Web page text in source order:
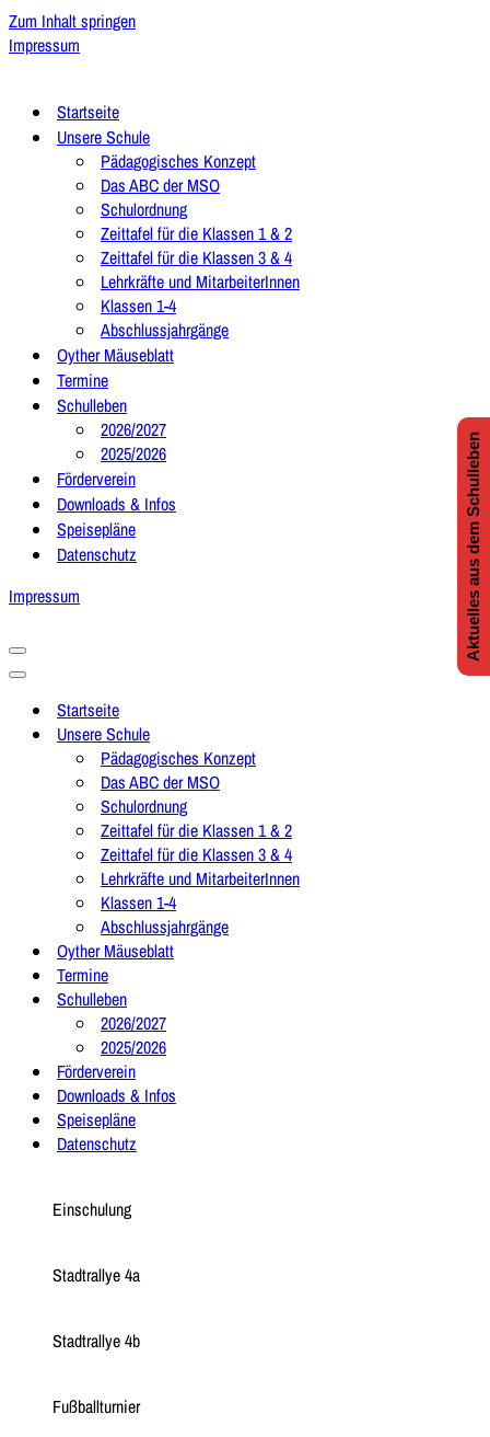
Zum Inhalt springen
Impressum
Startseite
Unsere Schule
Pädagogisches Konzept
Das ABC der MSO
Schulordnung
Zeittafel für die Klassen 1 & 2
Zeittafel für die Klassen 3 & 4
Lehrkräfte und MitarbeiterInnen
Klassen 1-4
Abschlussjahrgänge
Oyther Mäuseblatt
Termine
Schulleben
2026/2027
2025/2026
Förderverein
Downloads & Infos
Speisepläne
Datenschutz
Impressum
Navigationsmenü
Navigationsmenü
Startseite
Unsere Schule
Pädagogisches Konzept
Das ABC der MSO
Schulordnung
Zeittafel für die Klassen 1 & 2
Zeittafel für die Klassen 3 & 4
Lehrkräfte und MitarbeiterInnen
Klassen 1-4
Abschlussjahrgänge
Oyther Mäuseblatt
Termine
Schulleben
2026/2027
2025/2026
Förderverein
Downloads & Infos
Speisepläne
Datenschutz
Einschulung
Stadtrallye 4a
Stadtrallye 4b
Fußballturnier
Aktuelles aus dem Schulleben